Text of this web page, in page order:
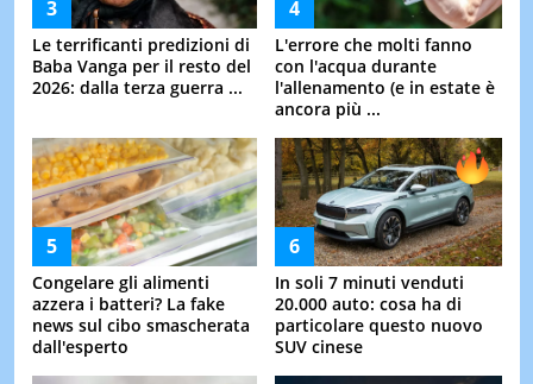
Le terrificanti predizioni di
Baba Vanga per il resto del
2026: dalla terza guerra ...
L'errore che molti fanno
con l'acqua durante
l'allenamento (e in estate è
ancora più ...
Congelare gli alimenti
azzera i batteri? La fake
news sul cibo smascherata
dall'esperto
In soli 7 minuti venduti
20.000 auto: cosa ha di
particolare questo nuovo
SUV cinese